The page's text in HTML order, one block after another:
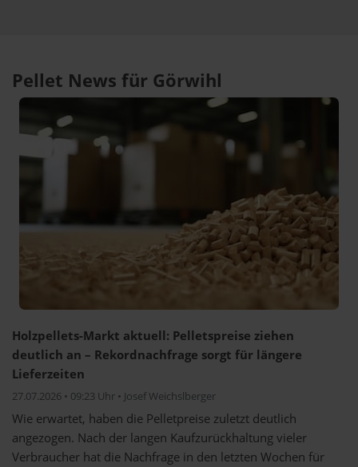
Pellet News für Görwihl
Holzpellets-Markt aktuell: Pelletspreise ziehen
deutlich an – Rekordnachfrage sorgt für längere
Lieferzeiten
27.07.2026 • 09:23 Uhr • Josef Weichslberger
Wie erwartet, haben die Pelletpreise zuletzt deutlich
angezogen. Nach der langen Kaufzurückhaltung vieler
Verbraucher hat die Nachfrage in den letzten Wochen für